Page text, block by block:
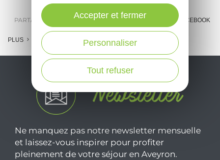
PARTAGER : E-MAIL MESSENGER FACEBOOK
PLUS
Ne manquez pas notre newsletter mensuelle
et laissez-vous inspirer pour profiter
pleinement de votre séjour en Aveyron.
Tout refuser
Personnaliser
Accepter et fermer